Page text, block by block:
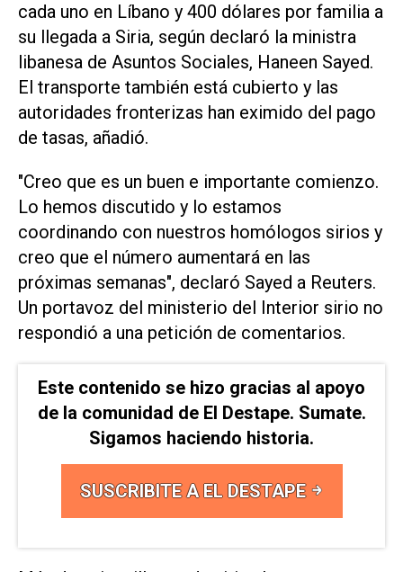
cada uno en Líbano y 400 dólares por familia a
su llegada a Siria, según declaró la ministra
libanesa de Asuntos Sociales, Haneen Sayed.
El transporte también está cubierto y las
autoridades fronterizas han eximido del pago
de tasas, añadió.
"Creo que es un buen e importante comienzo.
Lo hemos discutido y lo estamos
coordinando con nuestros homólogos sirios y
creo que el número aumentará en las
próximas semanas", declaró Sayed a Reuters.
Un portavoz del ministerio del Interior sirio no
respondió a una petición de comentarios.
Este contenido se hizo gracias al apoyo
de la comunidad de El Destape. Sumate.
Sigamos haciendo historia.
SUSCRIBITE A EL DESTAPE